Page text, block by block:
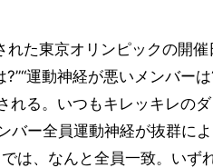
た東京オリンピックの開
運動神経が悪いメンバー
れる。いつもキレッキレの
ー全員運動神経が抜群に
は、なんと全員一致。いず